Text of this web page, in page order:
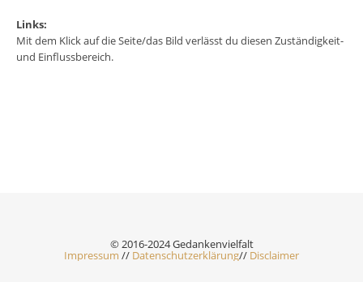
Links:
Mit dem Klick auf die Seite/das Bild verlässt du diesen Zuständigkeit-
und Einflussbereich.
© 2016-2024 Gedankenvielfalt
Impressum // Datenschutzerklärung// Disclaimer